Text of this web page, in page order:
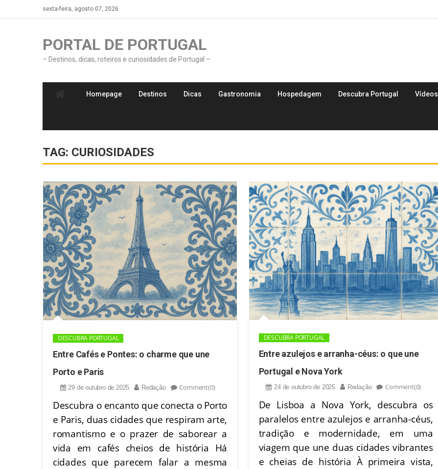
to
sexta-feira, agosto 07, 2026
PORTAL DE PORTUGAL
– Destinos, dicas, roteiros e curiosidades de Portugal –
Homepage Destinos Dicas Gastronomia Hospedagem Descubra Portugal Vídeos
TAG: CURIOSIDADES
DESCUBRA PORTUGAL
Entre Cafés e Pontes: o charme que une
Porto e Paris
29 de outubro de 2025 Redação Comment(0)
Descubra o encanto que conecta o Porto
e Paris, duas cidades que respiram arte,
romantismo e o prazer de saborear a
vida em cafés cheios de história Há
cidades que parecem falar a mesma
DESCUBRA PORTUGAL
Entre azulejos e arranha-céus: o que une
Portugal e Nova York
24 de outubro de 2025 Redação Comment(0)
De Lisboa a Nova York, descubra os
paralelos entre azulejos e arranha-céus,
tradição e modernidade, em uma
viagem que une duas cidades vibrantes
e cheias de história À primeira vista,